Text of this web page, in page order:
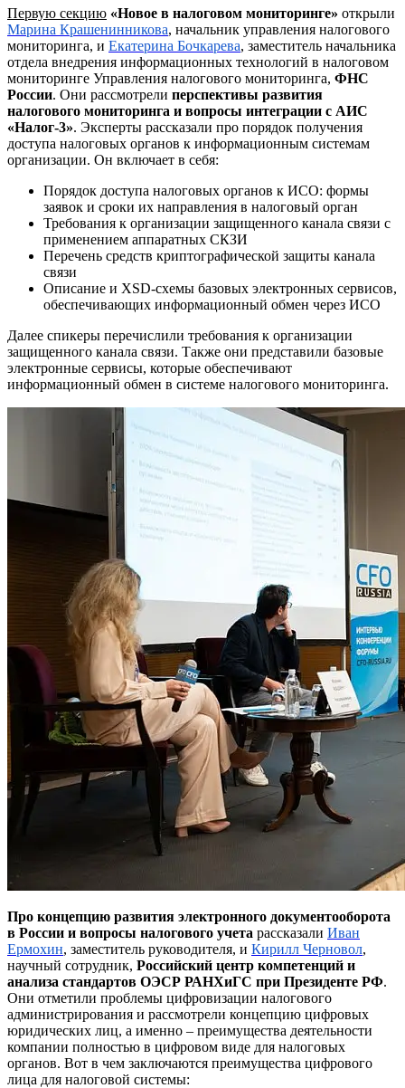
Первую секцию «Новое в налоговом мониторинге» открыли
Марина Крашенинникова, начальник управления налогового
мониторинга, и Екатерина Бочкарева, заместитель начальника
отдела внедрения информационных технологий в налоговом
мониторинге Управления налогового мониторинга, ФНС
России. Они рассмотрели перспективы развития
налогового мониторинга и вопросы интеграции с АИС
«Налог-3». Эксперты рассказали про порядок получения
доступа налоговых органов к информационным системам
организации. Он включает в себя:
Порядок доступа налоговых органов к ИСО: формы
заявок и сроки их направления в налоговый орган
Требования к организации защищенного канала связи с
применением аппаратных СКЗИ
Перечень средств криптографической защиты канала
связи
Описание и XSD-схемы базовых электронных сервисов,
обеспечивающих информационный обмен через ИСО
Далее спикеры перечислили требования к организации
защищенного канала связи. Также они представили базовые
электронные сервисы, которые обеспечивают
информационный обмен в системе налогового мониторинга.
Про концепцию развития электронного документооборота
в России и вопросы налогового учета рассказали Иван
Ермохин, заместитель руководителя, и Кирилл Черновол,
научный сотрудник, Российский центр компетенций и
анализа стандартов ОЭСР РАНХиГС при Президенте РФ.
Они отметили проблемы цифровизации налогового
администрирования и рассмотрели концепцию цифровых
юридических лиц, а именно – преимущества деятельности
компании полностью в цифровом виде для налоговых
органов. Вот в чем заключаются преимущества цифрового
лица для налоговой системы: